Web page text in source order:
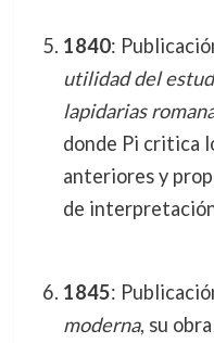
1840:
utilidad del
lapidarias
donde Pi critica
anteriores y
de
1845:
moderna, su